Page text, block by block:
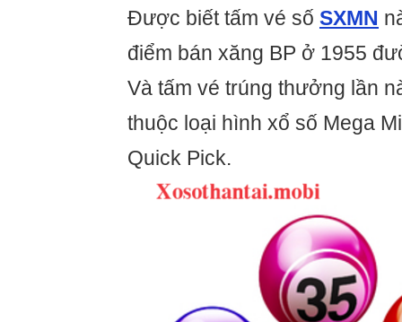
Được biết tấm vé số SXMN
điểm bán xăng BP ở 1955
Và tấm vé trúng thưởng lần
thuộc loại hình xổ số Mega
Quick Pick.